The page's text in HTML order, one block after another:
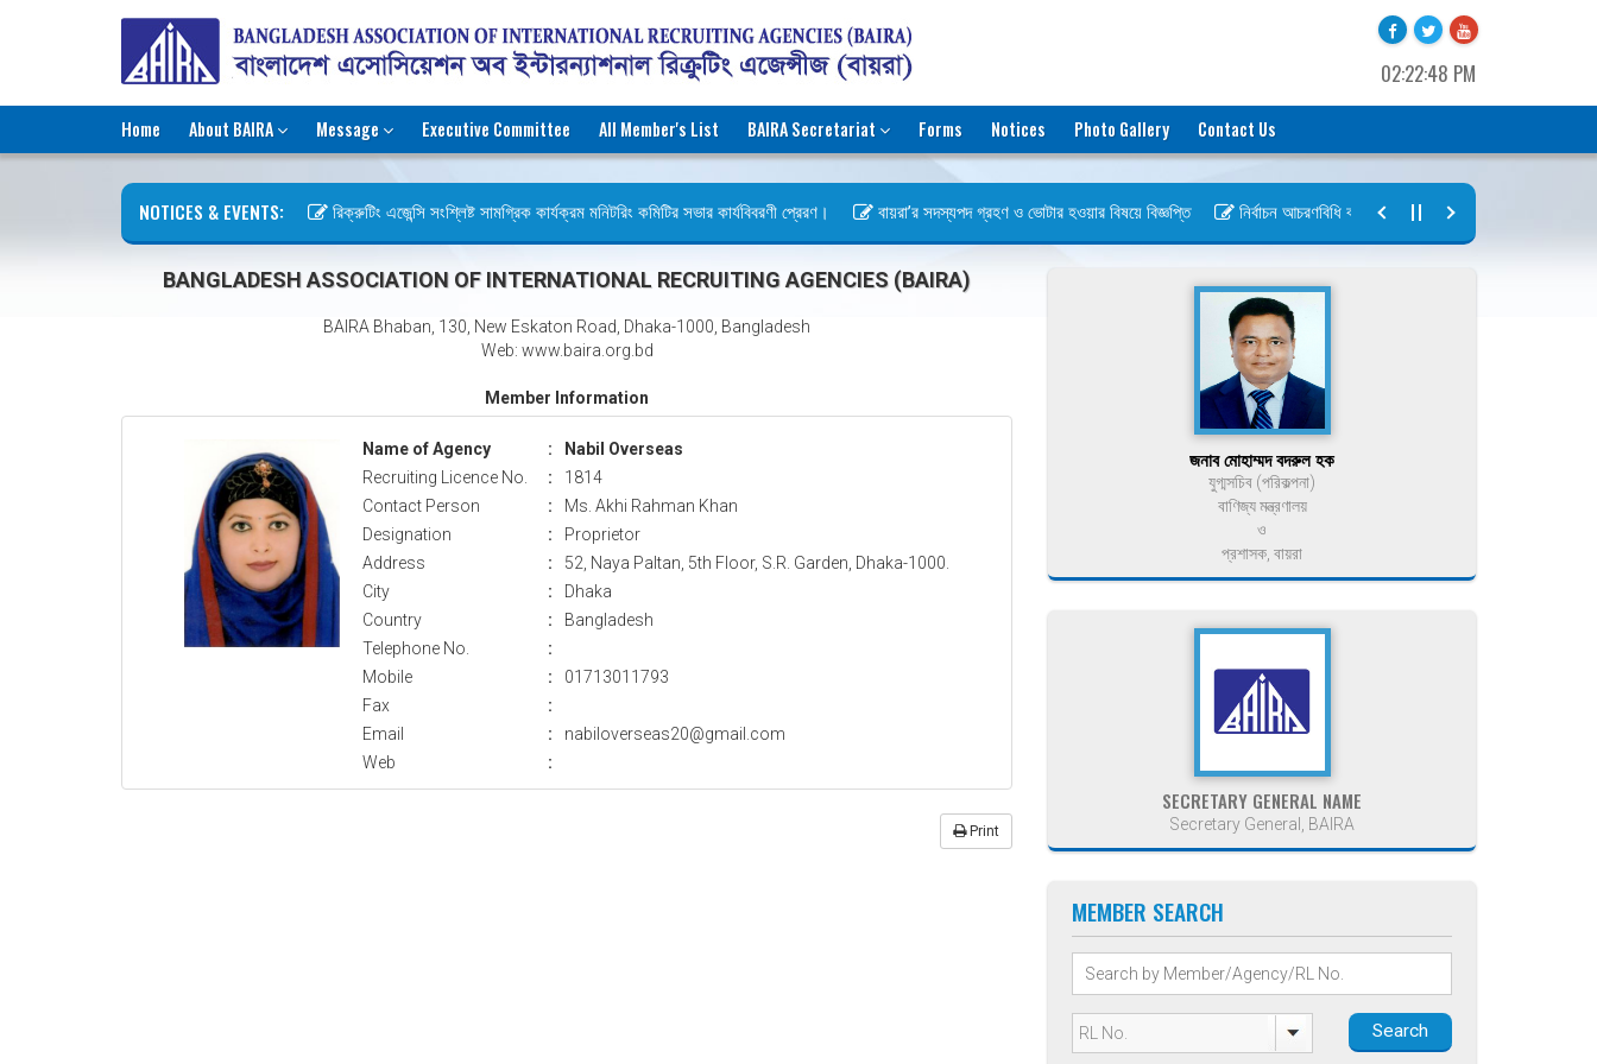
02:22:48 PM
Home About BAIRA Message Executive Committee All Member's List BAIRA Secretariat Forms Notices Photo Gallery Contact Us
NOTICES & EVENTS: রিক্রুটিং এজেন্সি সংশ্লিষ্ট সামগ্রিক কার্যক্রম মনিটরিং কমিটির সভার কার্যবিবরণী প্রেরণ। বায়রা’র সদস্যপদ গ্রহণ ও ভোটার হওয়ার বিষয়ে বিজ্ঞপ্তি নির্বাচন আচরণবিধি বায়রা ২০২৬-২০২৮
BANGLADESH ASSOCIATION OF INTERNATIONAL RECRUITING AGENCIES (BAIRA)
BAIRA Bhaban, 130, New Eskaton Road, Dhaka-1000, Bangladesh
Web: www.baira.org.bd
Member Information
Name of Agency :
Nabil Overseas
Recruiting Licence No.
:
1814
Contact Person
:
Ms. Akhi Rahman Khan
Designation
:
Proprietor
Address
:
52, Naya Paltan, 5th Floor, S.R. Garden, Dhaka-1000.
City
:
Dhaka
Country
:
Bangladesh
Telephone No.
:
Mobile
:
01713011793
Fax
:
Email
:
nabiloverseas20@gmail.com
Web
:
Print
জনাব মোহাম্মদ বদরুল হক
যুগ্মসচিব (পরিকল্পনা)
বাণিজ্য মন্ত্রণালয়
ও
প্রশাসক, বায়রা
SECRETARY GENERAL NAME
Secretary General, BAIRA
MEMBER SEARCH
Search